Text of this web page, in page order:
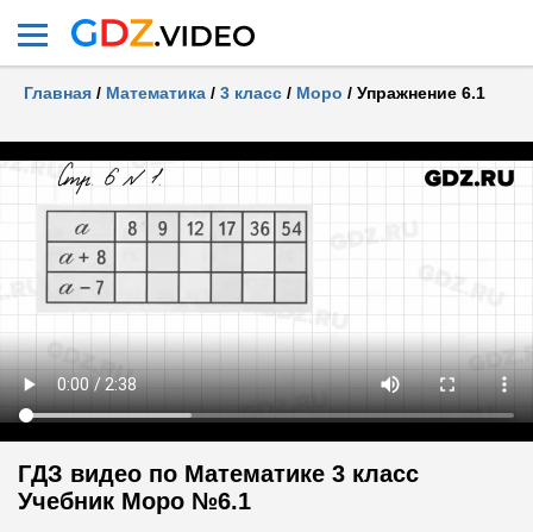
Главная / Математика / 3 класс / Моро / Упражнение 6.1
ГДЗ видео по Математике 3 класс
Учебник Моро №6.1